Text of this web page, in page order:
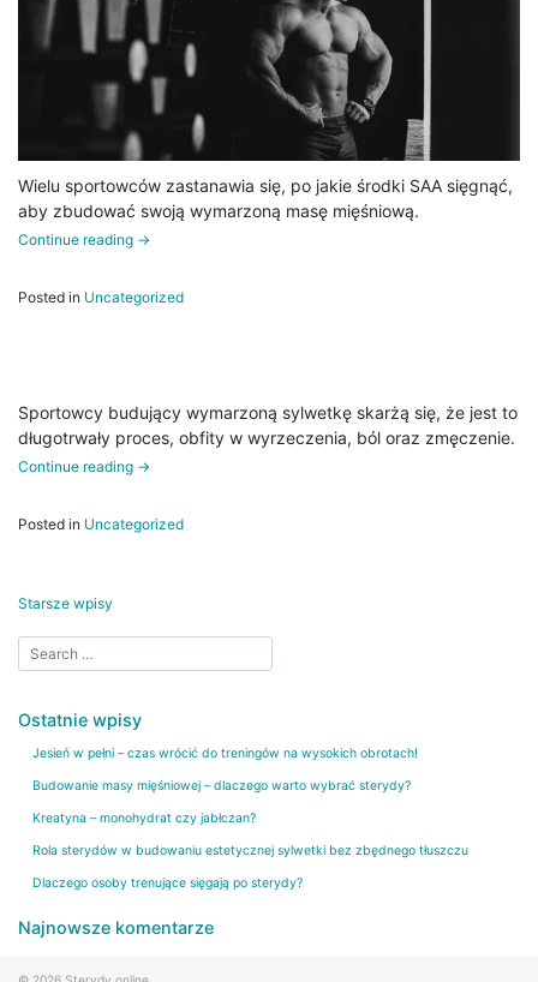
Wielu sportowców zastanawia się, po jakie środki SAA sięgnąć,
aby zbudować swoją wymarzoną masę mięśniową.
Continue reading →
Posted in Uncategorized
Sportowcy budujący wymarzoną sylwetkę skarżą się, że jest to
długotrwały proces, obfity w wyrzeczenia, ból oraz zmęczenie.
Continue reading →
Posted in Uncategorized
Nawigacja
po
wpisach
Starsze wpisy
Ostatnie wpisy
Jesień w pełni – czas wrócić do treningów na wysokich obrotach!
Budowanie masy mięśniowej – dlaczego warto wybrać sterydy?
Kreatyna – monohydrat czy jabłczan?
Rola sterydów w budowaniu estetycznej sylwetki bez zbędnego tłuszczu
Dlaczego osoby trenujące sięgają po sterydy?
Najnowsze komentarze